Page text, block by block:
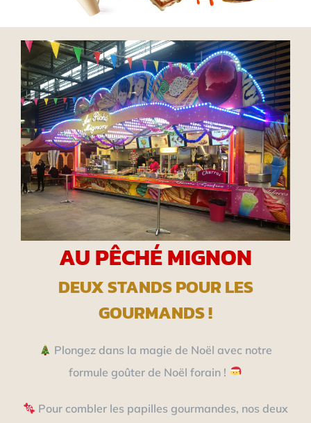
AU PÊCHÉ MIGNON
DEUX STANDS POUR LES
GOURMANDS !
Plongez dans la magie de Noël avec notre
formule goûter de Noël forain !
Pour combler les papilles gourmandes, nos deux